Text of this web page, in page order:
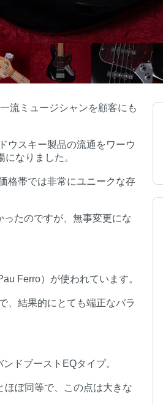
流ミュージシャンを顧客にも
ウスキー製品の流通をワーウ
なりました。
格帯では非常にユニークな存
たのですが、無事変更にな
Ferro）が使われています。
、結果的にとても端正なバラ
ドブーストEQタイプ。
ぼ同等で、この点は大きな